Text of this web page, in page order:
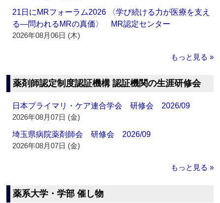
21日にMRフォーラム2026 〈学び続ける力が医療を支え
る―問われるMRの真価〉 MR認定センター
2026年08月06日 (木)
もっと見る »
薬剤師認定制度認証機構 認証機関の生涯研修会
日本プライマリ・ケア連合学会 研修会 2026/09
2026年08月07日 (金)
埼玉県病院薬剤師会 研修会 2026/09
2026年08月07日 (金)
もっと見る »
薬系大学・学部 催し物